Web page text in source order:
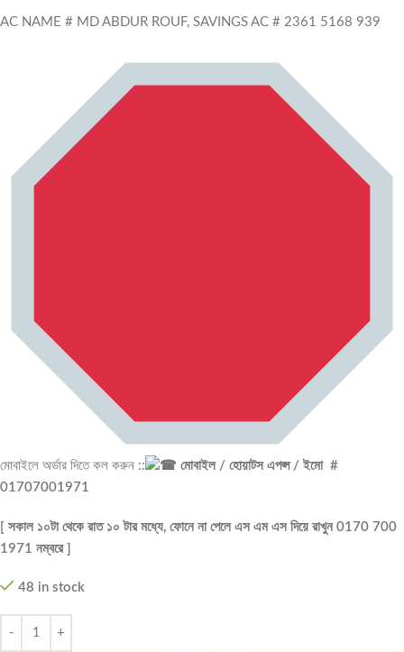
AC NAME # MD ABDUR ROUF, SAVINGS AC # 2361 5168 939
মোবাইলে অর্ডার দিতে কল করুন ::
মোবাইল / হোয়াটস এপপ্স / ইমো #
01707001971
[ সকাল ১০টা থেকে রাত ১০ টার মধ্যে, ফোনে না পেলে এস এম এস দিয়ে রাখুন 0170 700
1971 নম্বরে ]
48 in stock